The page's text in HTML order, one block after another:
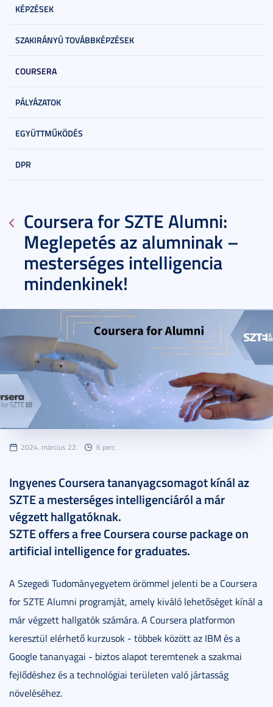
KÉPZÉSEK
SZAKIRÁNYÚ TOVÁBBKÉPZÉSEK
COURSERA
PÁLYÁZATOK
EGYÜTTMŰKÖDÉS
DPR
Coursera for SZTE Alumni:
Meglepetés az alumninak –
mesterséges intelligencia
mindenkinek!
2024. március 22. 6 perc
Ingyenes Coursera tananyagcsomagot kínál az
SZTE a mesterséges intelligenciáról a már
végzett hallgatóknak.
SZTE offers a free Coursera course package on
artificial intelligence for graduates.
A Szegedi Tudományegyetem örömmel jelenti be a Coursera
for SZTE Alumni programját, amely kiváló lehetőséget kínál a
már végzett hallgatók számára. A Coursera platformon
keresztül elérhető kurzusok - többek között az IBM és a
Google tananyagai - biztos alapot teremtenek a szakmai
fejlődéshez és a technológiai területen való jártasság
növeléséhez.